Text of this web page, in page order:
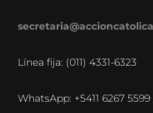
Línea fija: (011) 4331-6323
WhatsApp: +5411 6267 5599